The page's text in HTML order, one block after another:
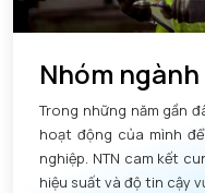
Nhóm
Trong những năm gần
hoạt động của mình để
nghiệp. NTN cam kết
hiệu suất và độ tin cậy